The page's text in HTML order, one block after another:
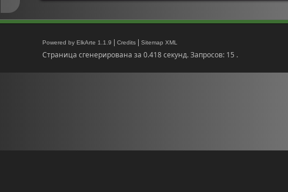
Powered by ElkArte 1.1.9 |Credits |Sitemap XML
Страница сгенерирована за 0.418 секунд. Запросов: 15 .